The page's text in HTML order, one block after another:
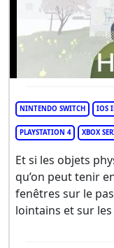
NINTENDO SWITCH IOS
PLAYSTATION 4 XBOX
Et si les objets
qu’on peut tenir
fenêtres sur le
lointains et sur